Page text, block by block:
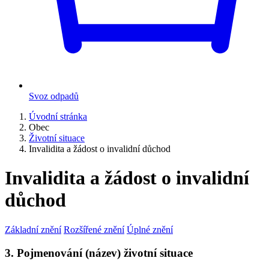
Svoz odpadů
Úvodní stránka
Obec
Životní situace
Invalidita a žádost o invalidní důchod
Invalidita a žádost o invalidní
důchod
Základní znění Rozšířené znění Úplné znění
3. Pojmenování (název) životní situace